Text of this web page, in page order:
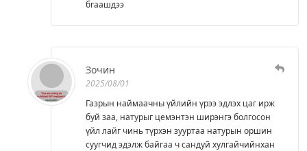
бгаашдээ
Зочин
2025/08/01
Газрын наймаачны үйлийн үрээ эдлэх цаг ирж
буй заа, натурыг цемэнтэн ширэнгэ болгосон
үйл лайг чинь түрхэн зууртаа натурын оршин
суугчид эдэлж байгаа ч сандуй хулгайчийнхан